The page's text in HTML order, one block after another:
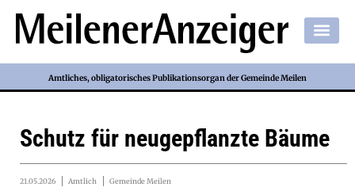
Amtliches, obligatorisches Publikationsorgan der Gemeinde Meilen
Schutz für neugepflanzte Bäume
21.05.2026 Amtlich Gemeinde Meilen